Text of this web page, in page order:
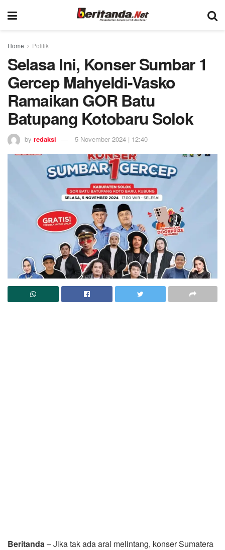
Home Politik
Selasa Ini, Konser Sumbar 1
Gercep Mahyeldi-Vasko
Ramaikan GOR Batu
Batupang Kotobaru Solok
by redaksi 5 November 2024 | 12:40
Beritanda– Jika tak ada aral melintang, konser Sumatera